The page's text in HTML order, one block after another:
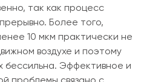
так как процесс
Более того,
10 мкм практически не
воздухе и поэтому
бессильна. Эффективное и